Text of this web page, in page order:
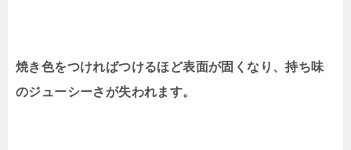
焼き色をつければつけるほど表面が固くなり、持ち味
のジューシーさが失われます。